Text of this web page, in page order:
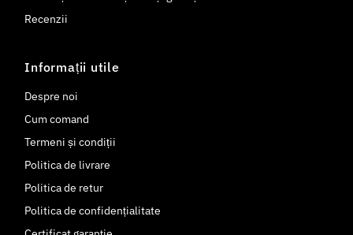
Recenzii
Informații utile
Despre noi
Cum comand
Termeni și condiții
Politica de livrare
Politica de retur
Politica de confidențialitate